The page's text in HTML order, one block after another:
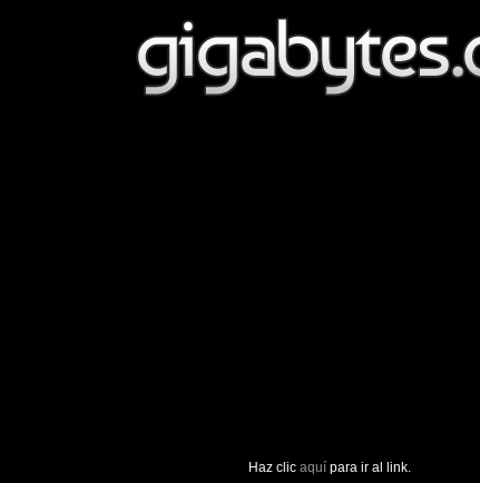
Haz clic aquí para ir al link.